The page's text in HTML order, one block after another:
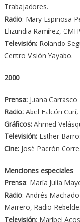
Trabajadores.
Radio: Mary Espinosa
Elizundia Ramírez,
Televisión:Rolando
Centro Visión Yayabo.
2000
Prensa:Juana Carrasco
Radio: Abel Falcón Curí,
Gráficos:Ahmed
Televisión:Esther
Cine:José Padrón
Menciones especiales
Prensa: María Julia
Radio: Andrés
Marrero, Radio Rebelde.
Televisión: Maribel